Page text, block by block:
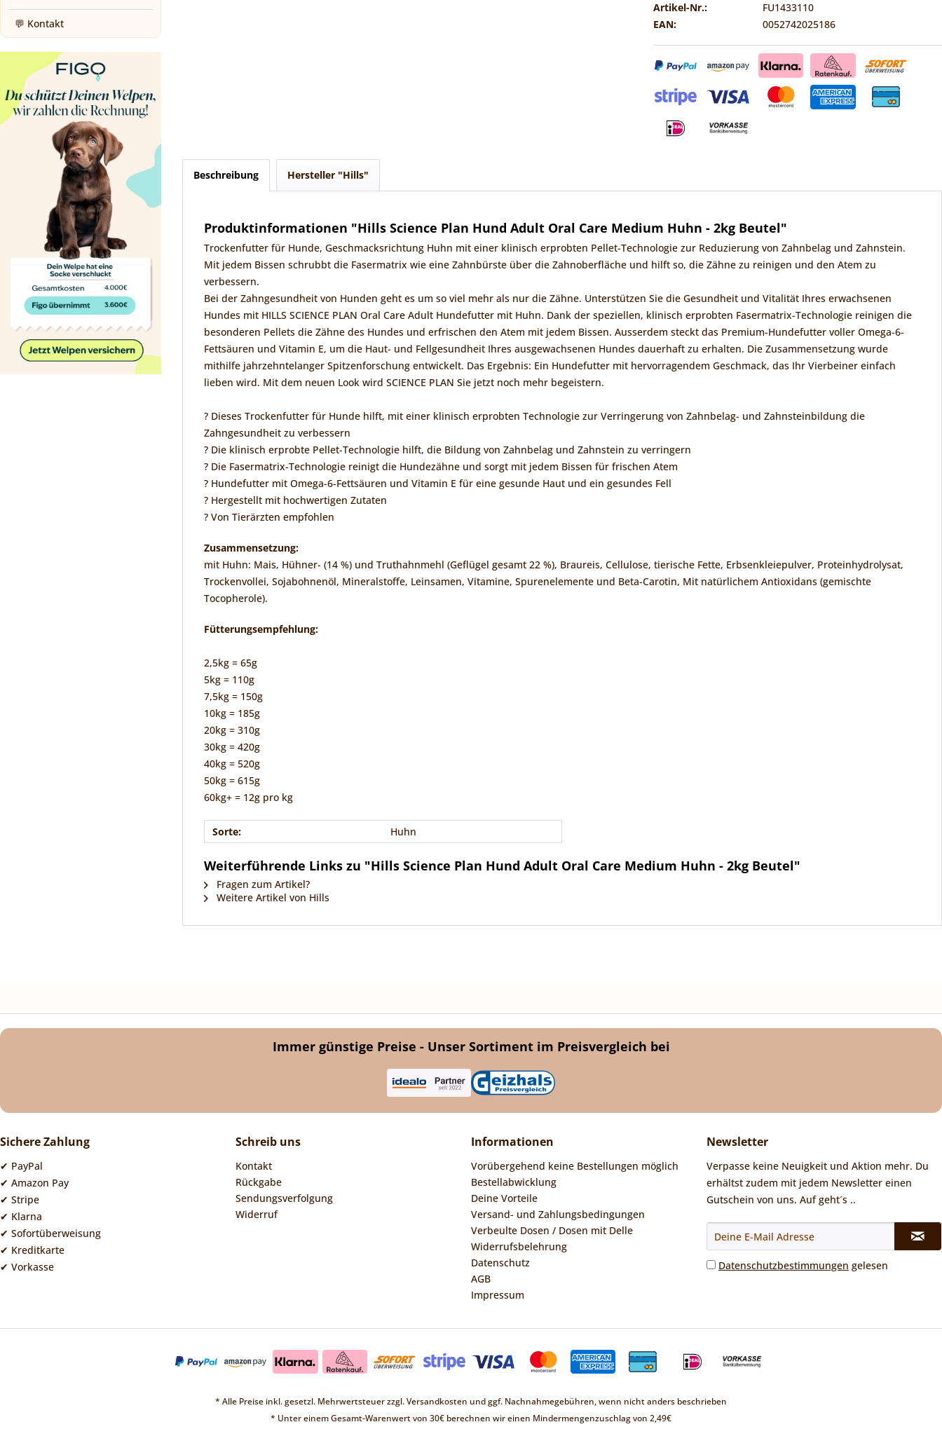
💬 Kontakt
Artikel-Nr.:
FU1433110
EAN:
0052742025186
Beschreibung Hersteller "Hills"
Produktinformationen "Hills Science Plan Hund Adult Oral Care Medium Huhn - 2kg Beutel"
Trockenfutter für Hunde, Geschmacksrichtung Huhn mit einer klinisch erprobten Pellet-Technologie zur Reduzierung von Zahnbelag und Zahnstein.
Mit jedem Bissen schrubbt die Fasermatrix wie eine Zahnbürste über die Zahnoberfläche und hilft so, die Zähne zu reinigen und den Atem zu
verbessern.
Bei der Zahngesundheit von Hunden geht es um so viel mehr als nur die Zähne. Unterstützen Sie die Gesundheit und Vitalität Ihres erwachsenen
Hundes mit HILLS SCIENCE PLAN Oral Care Adult Hundefutter mit Huhn. Dank der speziellen, klinisch erprobten Fasermatrix-Technologie reinigen die
besonderen Pellets die Zähne des Hundes und erfrischen den Atem mit jedem Bissen. Ausserdem steckt das Premium-Hundefutter voller Omega-6-
Fettsäuren und Vitamin E, um die Haut- und Fellgesundheit Ihres ausgewachsenen Hundes dauerhaft zu erhalten. Die Zusammensetzung wurde
mithilfe jahrzehntelanger Spitzenforschung entwickelt. Das Ergebnis: Ein Hundefutter mit hervorragendem Geschmack, das Ihr Vierbeiner einfach
lieben wird. Mit dem neuen Look wird SCIENCE PLAN Sie jetzt noch mehr begeistern.
? Dieses Trockenfutter für Hunde hilft, mit einer klinisch erprobten Technologie zur Verringerung von Zahnbelag- und Zahnsteinbildung die
Zahngesundheit zu verbessern
? Die klinisch erprobte Pellet-Technologie hilft, die Bildung von Zahnbelag und Zahnstein zu verringern
? Die Fasermatrix-Technologie reinigt die Hundezähne und sorgt mit jedem Bissen für frischen Atem
? Hundefutter mit Omega-6-Fettsäuren und Vitamin E für eine gesunde Haut und ein gesundes Fell
? Hergestellt mit hochwertigen Zutaten
? Von Tierärzten empfohlen
Zusammensetzung:
mit Huhn: Mais, Hühner- (14 %) und Truthahnmehl (Geflügel gesamt 22 %), Braureis, Cellulose, tierische Fette, Erbsenkleiepulver, Proteinhydrolysat,
Trockenvollei, Sojabohnenöl, Mineralstoffe, Leinsamen, Vitamine, Spurenelemente und Beta-Carotin, Mit natürlichem Antioxidans (gemischte
Tocopherole).
Fütterungsempfehlung:
2,5kg = 65g
5kg = 110g
7,5kg = 150g
10kg = 185g
20kg = 310g
30kg = 420g
40kg = 520g
50kg = 615g
60kg+ = 12g pro kg
Sorte: Huhn
Weiterführende Links zu "Hills Science Plan Hund Adult Oral Care Medium Huhn - 2kg Beutel"
Fragen zum Artikel?
Weitere Artikel von Hills
Immer günstige Preise - Unser Sortiment im Preisvergleich bei
Sichere Zahlung
✔ PayPal
✔ Amazon Pay
✔ Stripe
✔ Klarna
✔ Sofortüberweisung
✔ Kreditkarte
✔ Vorkasse
Schreib uns
Kontakt
Rückgabe
Sendungsverfolgung
Widerruf
Informationen
Vorübergehend keine Bestellungen möglich
Bestellabwicklung
Deine Vorteile
Versand- und Zahlungsbedingungen
Verbeulte Dosen / Dosen mit Delle
Widerrufsbelehrung
Datenschutz
AGB
Impressum
Newsletter
Verpasse keine Neuigkeit und Aktion mehr. Du
erhältst zudem mit jedem Newsletter einen
Gutschein von uns. Auf geht´s ..
Datenschutzbestimmungen gelesen
* Alle Preise inkl. gesetzl. Mehrwertsteuer zzgl.Versandkosten und ggf. Nachnahmegebühren, wenn nicht anders beschrieben
* Unter einem Gesamt-Warenwert von 30€ berechnen wir einen Mindermengenzuschlag von 2,49€